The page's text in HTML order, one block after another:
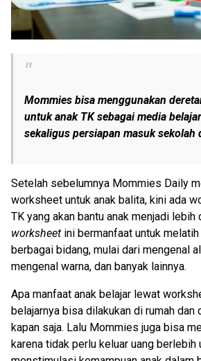
Mommies bisa menggunakan
untuk anak TK sebagai media
sekaligus persiapan masuk sekolah
Setelah sebelumnya Mommies Daily
worksheet untuk anak balita, kini ada
TK yang akan bantu anak menjadi lebih
worksheet ini bermanfaat untuk
berbagai bidang, mulai dari mengenal
mengenal warna, dan banyak lainnya.
Apa manfaat anak belajar lewat
belajarnya bisa dilakukan di rumah dan
kapan saja. Lalu Mommies juga bisa
karena tidak perlu keluar uang berlebih